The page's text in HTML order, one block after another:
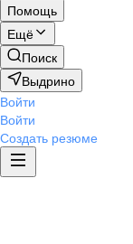
Помощь
Ещё
Поиск
Выдрино
Войти
Войти
Создать резюме